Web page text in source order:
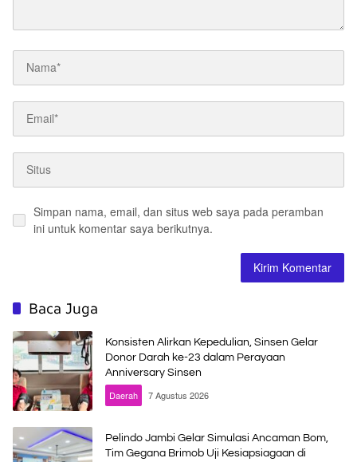
Simpan nama, email, dan situs web saya pada peramban
ini untuk komentar saya berikutnya.
Baca Juga
Konsisten Alirkan Kepedulian, Sinsen Gelar
Donor Darah ke-23 dalam Perayaan
Anniversary Sinsen
Daerah 7 Agustus 2026
Pelindo Jambi Gelar Simulasi Ancaman Bom,
Tim Gegana Brimob Uji Kesiapsiagaan di